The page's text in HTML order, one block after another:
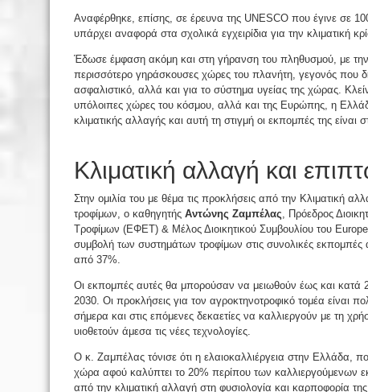
Αναφέρθηκε, επίσης, σε έρευνα της UNESCO που έγινε σε
υπάρχει αναφορά στα σχολικά εγχειρίδια για την κλιματική
Έδωσε έμφαση ακόμη και στη γήρανση του πληθυσμού, με
περισσότερο γηράσκουσες χώρες του πλανήτη, γεγονός που
ασφαλιστικό, αλλά και για το σύστημα υγείας της χώρας.
υπόλοιπες χώρες του κόσμου, αλλά και της Ευρώπης, η
κλιματικής αλλαγής και αυτή τη στιγμή οι εκπομπές της είναι
Κλιματική αλλαγή και
Στην ομιλία του με θέμα τις προκλήσεις από την Κλιματική
τροφίμων, ο καθηγητής Αντώνης Ζαμπέλας, Πρόεδρος
Τροφίμων (ΕΦΕΤ) & Μέλος Διοικητικού Συμβουλίου του
συμβολή των συστημάτων τροφίμων στις συνολικές εκπομπές
από 37%.
Οι εκπομπές αυτές θα μπορούσαν να μειωθούν έως και κατά
2030. Οι προκλήσεις για τον αγροκτηνοτροφικό τομέα είναι
σήμερα και στις επόμενες δεκαετίες να καλλιεργούν με τη
υιοθετούν άμεσα τις νέες τεχνολογίες.
Ο κ. Ζαμπέλας τόνισε ότι η ελαιοκαλλιέργεια στην Ελλάδα,
χώρα αφού καλύπτει το 20% περίπου των καλλιεργούμενων
από την κλιματική αλλαγή στη φυσιολογία και καρποφορία